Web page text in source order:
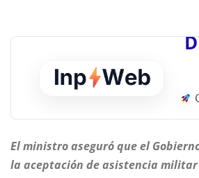
El ministro aseguró que el
la aceptación de asistencia